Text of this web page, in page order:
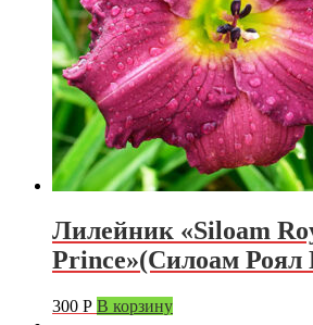
Лилейник «Siloam
Prince»(Силоам
300 Р В корзину